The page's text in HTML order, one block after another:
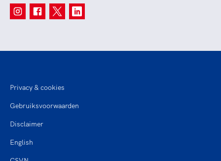
Privacy & cookies
Gebruiksvoorwaarden
Disclaimer
English